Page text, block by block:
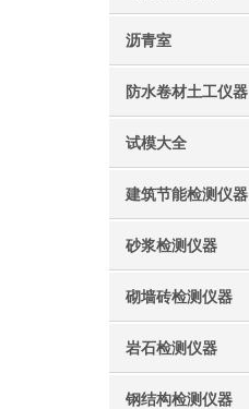
沥青室
防水卷材土工仪器
试模大全
建筑节能检测仪器
砂浆检测仪器
砌墙砖检测仪器
岩石检测仪器
钢结构检测仪器